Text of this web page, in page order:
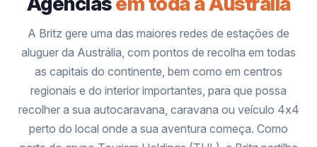
A Britz gere uma das maiores redes de estações de
aluguer da Austrália, com pontos de recolha em todas
as capitais do continente, bem como em centros
regionais e do interior importantes, para que possa
recolher a sua autocaravana, caravana ou veículo 4x4
perto do local onde a sua aventura começa. Como